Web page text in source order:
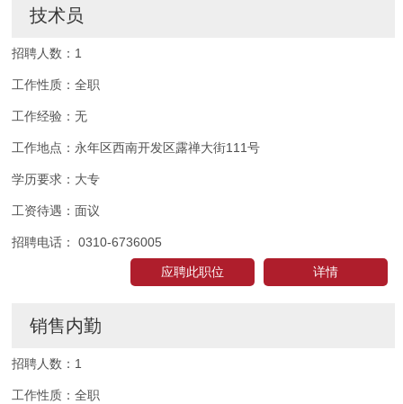
技术员
招聘人数： 1
工作性质：全职
工作经验：无
工作地点： 永年区西南开发区露禅大街111号
学历要求： 大专
工资待遇：面议
招聘电话： 0310-6736005
详情
应聘此职位
销售内勤
招聘人数： 1
工作性质：全职